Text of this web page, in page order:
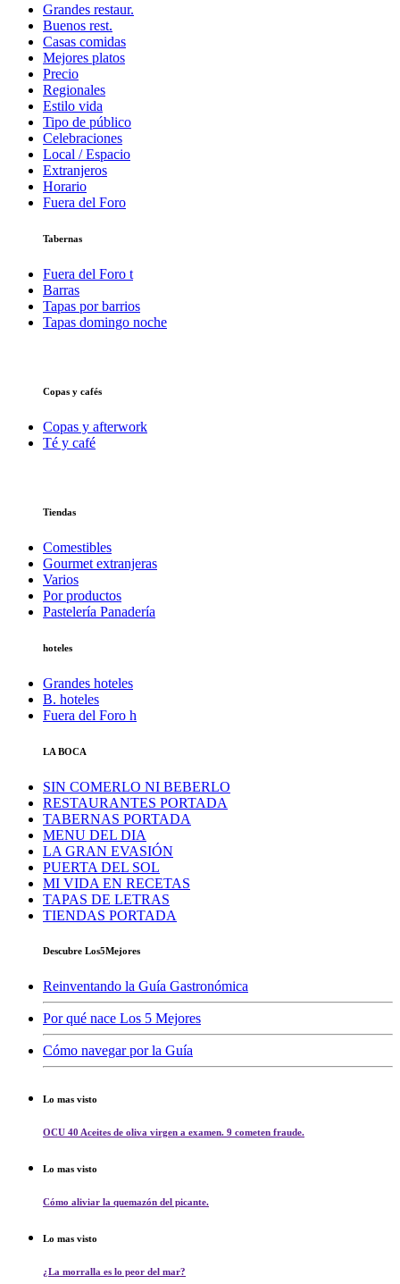
Grandes restaur.
Buenos rest.
Casas comidas
Mejores platos
Precio
Regionales
Estilo vida
Tipo de público
Celebraciones
Local / Espacio
Extranjeros
Horario
Fuera del Foro
Tabernas
Fuera del Foro t
Barras
Tapas por barrios
Tapas domingo noche
Copas y cafés
Copas y afterwork
Té y café
Tiendas
Comestibles
Gourmet extranjeras
Varios
Por productos
Pastelería Panadería
hoteles
Grandes hoteles
B. hoteles
Fuera del Foro h
LA BOCA
SIN COMERLO NI BEBERLO
RESTAURANTES PORTADA
TABERNAS PORTADA
MENU DEL DIA
LA GRAN EVASIÓN
PUERTA DEL SOL
MI VIDA EN RECETAS
TAPAS DE LETRAS
TIENDAS PORTADA
Descubre Los5Mejores
Reinventando la Guía Gastronómica
Por qué nace Los 5 Mejores
Cómo navegar por la Guía
Lo mas visto
OCU 40 Aceites de oliva virgen a examen. 9 cometen fraude.
Lo mas visto
Cómo aliviar la quemazón del picante.
Lo mas visto
¿La morralla es lo peor del mar?